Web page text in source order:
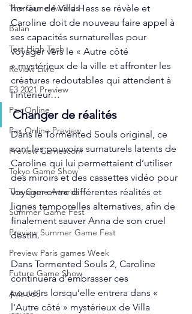
The Game Awards
Balan
Test High Tech
Review Livre
E3 2021 Preview
Pax Online
Pax Online Preview
Preview Gamescom
Tokyo Game Show
The Game Awards
Summer Game Fest
Preview Summer Game Fest
Preview Paris games Week
Future Game Show
Avis JdS
horreur de Villa Hess se révèle et
Caroline doit de nouveau faire appel à
ses capacités surnaturelles pour
voyager vers le « Autre côté
» mystérieux de la ville et affronter les
créatures redoutables qui attendent à
l’intérieur…
Changer de réalités
Dans le Tormented Souls original, ce
sont les pouvoirs surnaturels latents de
Caroline qui lui permettaient d’utiliser
des miroirs et des cassettes vidéo pour
voyager entre différentes réalités et
lignes temporelles alternatives, afin de
finalement sauver Anna de son cruel
destin.
Dans Tormented Souls 2, Caroline
continuera d’embrasser ces
pouvoirs lorsqu’elle entrera dans «
l'Autre côté » mystérieux de Villa